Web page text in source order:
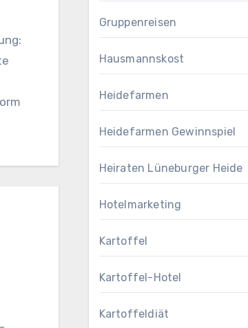
Gruppenreisen
Hausmannskost
Heidefarmen
Heidefarmen Gewinnspiel
Heiraten Lüneburger Heide
Hotelmarketing
Kartoffel
Kartoffel-Hotel
Kartoffeldiät